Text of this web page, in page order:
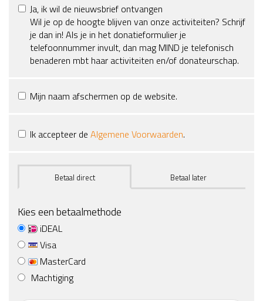
Ja, ik wil de nieuwsbrief ontvangen
Wil je op de hoogte blijven van onze activiteiten? Schrijf
je dan in! Als je in het donatieformulier je
telefoonnummer invult, dan mag MIND je telefonisch
benaderen mbt haar activiteiten en/of donateurschap.
Mijn naam afschermen op de website.
Ik accepteer de Algemene Voorwaarden.
Betaal direct Betaal later
Kies een betaalmethode
iDEAL
Visa
MasterCard
Machtiging